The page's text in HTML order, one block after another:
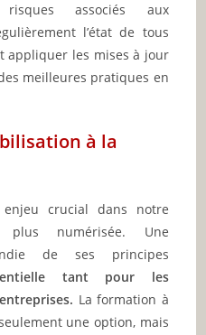
risques associés aux
l’état de tous
appliquer les mises à jour
meilleures pratiques en
à la
crucial dans notre
numérisée. Une
de ses principes
tant pour les
La formation à
une option, mais